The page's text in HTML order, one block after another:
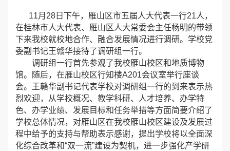
11月28日下午，雁山区市五届人大代表一行21人，
在桂林市人大代表、雁山区人大常委会主任杨明的带领
下来我校就校地合作、融合发展情况进行调研。学校党
委副书记王赣华接待了调研组一行。
调研组一行首先参观了我校雁山校区和地质博物
馆。随后，在雁山校区行知楼A201会议室举行座谈
会。王赣华副书记代表学校对调研组一行的到来表示热
烈欢迎，从学校概况、教学科研、人才培养、办学特
色、办学业绩、发展目标和任务举措等方面简要介绍了
学校总体情况，对雁山区在我校雁山校区建设及发展过
程中给予的支持与帮助表示感谢，提出学校将以全面深
化综合改革和“双一流”建设为契机，进一步强化产学研